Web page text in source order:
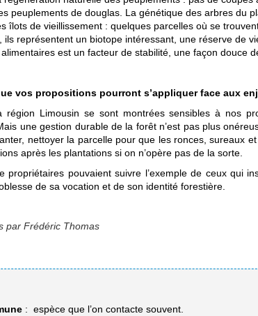
peuplements de douglas. La génétique des arbres du
îlots de vieillissement : quelques parcelles où se
ils représentent un biotope intéressant, une réserve de
est un facteur de stabilité, une façon douce
vos propositions pourront s’appliquer face aux
région Limousin se sont montrées sensibles à nos
une gestion durable de la forêt n’est pas plus
nettoyer la parcelle pour que les ronces, sureaux
après les plantations si on n’opère pas de la sorte.
propriétaires pouvaient suivre l’exemple de ceux qui
de sa vocation et de son identité forestière.
par Frédéric Thomas
: espèce que l’on contacte souvent.